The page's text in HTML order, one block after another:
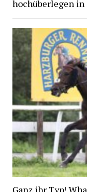
hochüberlegen in
Ganz ihr Typ!